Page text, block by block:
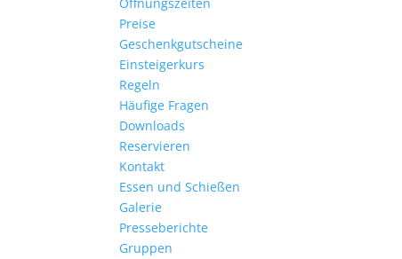
Preise
Geschenkgutscheine
Einsteigerkurs
Regeln
Häufige Fragen
Downloads
Reservieren
Kontakt
Essen und Schießen
Galerie
Presseberichte
Gruppen